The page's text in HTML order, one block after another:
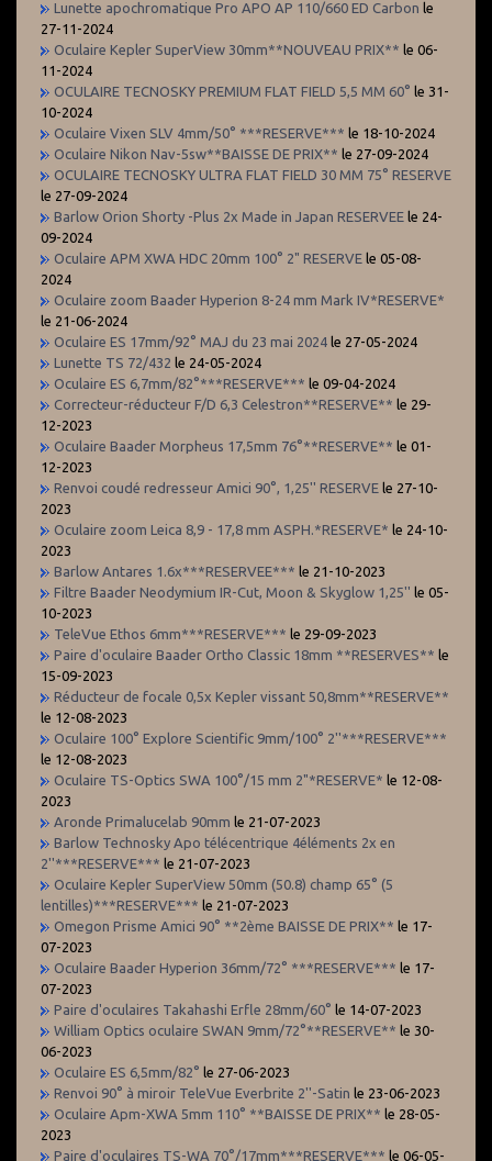
Lunette apochromatique Pro APO AP 110/660 ED Carbon le
27-11-2024
Oculaire Kepler SuperView 30mm**NOUVEAU PRIX** le 06-
11-2024
OCULAIRE TECNOSKY PREMIUM FLAT FIELD 5,5 MM 60° le 31-
10-2024
Oculaire Vixen SLV 4mm/50° ***RESERVE*** le 18-10-2024
Oculaire Nikon Nav-5sw**BAISSE DE PRIX** le 27-09-2024
OCULAIRE TECNOSKY ULTRA FLAT FIELD 30 MM 75° RESERVE
le 27-09-2024
Barlow Orion Shorty -Plus 2x Made in Japan RESERVEE le 24-
09-2024
Oculaire APM XWA HDC 20mm 100° 2" RESERVE le 05-08-
2024
Oculaire zoom Baader Hyperion 8-24 mm Mark IV*RESERVE*
le 21-06-2024
Oculaire ES 17mm/92° MAJ du 23 mai 2024 le 27-05-2024
Lunette TS 72/432 le 24-05-2024
Oculaire ES 6,7mm/82°***RESERVE*** le 09-04-2024
Correcteur-réducteur F/D 6,3 Celestron**RESERVE** le 29-
12-2023
Oculaire Baader Morpheus 17,5mm 76°**RESERVE** le 01-
12-2023
Renvoi coudé redresseur Amici 90°, 1,25'' RESERVE le 27-10-
2023
Oculaire zoom Leica 8,9 - 17,8 mm ASPH.*RESERVE* le 24-10-
2023
Barlow Antares 1.6x***RESERVEE*** le 21-10-2023
Filtre Baader Neodymium IR-Cut, Moon & Skyglow 1,25'' le 05-
10-2023
TeleVue Ethos 6mm***RESERVE*** le 29-09-2023
Paire d'oculaire Baader Ortho Classic 18mm **RESERVES** le
15-09-2023
Réducteur de focale 0,5x Kepler vissant 50,8mm**RESERVE**
le 12-08-2023
Oculaire 100° Explore Scientific 9mm/100° 2''***RESERVE***
le 12-08-2023
Oculaire TS-Optics SWA 100°/15 mm 2"*RESERVE* le 12-08-
2023
Aronde Primalucelab 90mm le 21-07-2023
Barlow Technosky Apo télécentrique 4éléments 2x en
2''***RESERVE*** le 21-07-2023
Oculaire Kepler SuperView 50mm (50.8) champ 65° (5
lentilles)***RESERVE*** le 21-07-2023
Omegon Prisme Amici 90° **2ème BAISSE DE PRIX** le 17-
07-2023
Oculaire Baader Hyperion 36mm/72° ***RESERVE*** le 17-
07-2023
Paire d'oculaires Takahashi Erfle 28mm/60° le 14-07-2023
William Optics oculaire SWAN 9mm/72°**RESERVE** le 30-
06-2023
Oculaire ES 6,5mm/82° le 27-06-2023
Renvoi 90° à miroir TeleVue Everbrite 2''-Satin le 23-06-2023
Oculaire Apm-XWA 5mm 110° **BAISSE DE PRIX** le 28-05-
2023
Paire d'oculaires TS-WA 70°/17mm***RESERVE*** le 06-05-